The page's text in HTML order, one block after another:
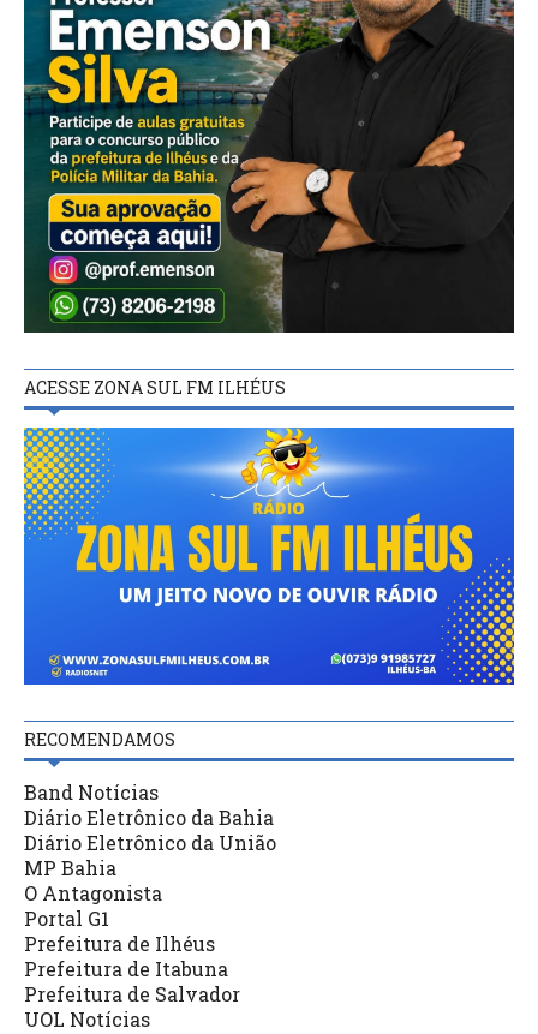
ACESSE ZONA SUL FM ILHÉUS
RECOMENDAMOS
Band Notícias
Diário Eletrônico da Bahia
Diário Eletrônico da União
MP Bahia
O Antagonista
Portal G1
Prefeitura de Ilhéus
Prefeitura de Itabuna
Prefeitura de Salvador
UOL Notícias